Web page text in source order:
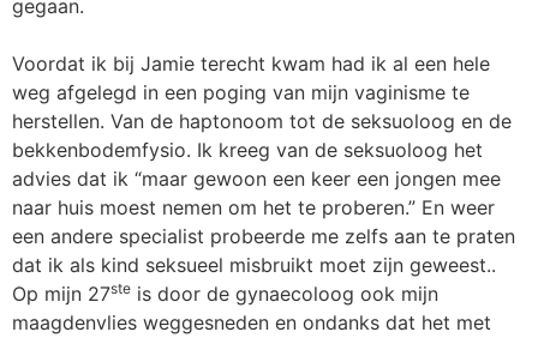
gegaan.
Voordat ik bij Jamie terecht kwam had ik al een hele
weg afgelegd in een poging van mijn vaginisme te
herstellen. Van de haptonoom tot de seksuoloog en de
bekkenbodemfysio. Ik kreeg van de seksuoloog het
advies dat ik “maar gewoon een keer een jongen mee
naar huis moest nemen om het te proberen.” En weer
een andere specialist probeerde me zelfs aan te praten
dat ik als kind seksueel misbruikt moet zijn geweest..
Op mijn 27ste is door de gynaecoloog ook mijn
maagdenvlies weggesneden en ondanks dat het met